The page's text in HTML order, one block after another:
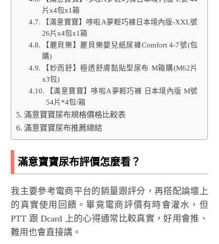
片x4包x1箱
【滿意寶寶】哆啦A夢輕巧褲日本境內版-XXL號
26片x4包x1箱
【麗貝樂】麗貝樂嬰兒紙尿褲Comfort 4-7號(包
購)
【妙而舒】極透舒膚黏貼型尿布 M箱購(M62片
x3包)
【滿意寶寶】哆啦A夢輕巧褲 日本境內版 M號
54片*4包/箱
滿意寶寶尿布規格價格比較表
滿意寶寶尿布推薦總結
滿意寶寶尿布評價怎麼看？
我主要參考電商平台的銷量跟評分，再搭配論壇上
的真實使用回饋。畢竟電商評價有時會灌水，但
PTT 跟 Dcard 上的心得通常比較真實，好用會推、
難用也會直接講。